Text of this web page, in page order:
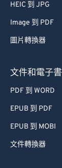
HEIC 到 JPG
Image 到 PDF
圖片轉換器
文件和電子書
PDF 到 WORD
EPUB 到 PDF
EPUB 到 MOBI
文件轉換器